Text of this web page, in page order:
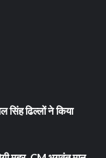
सिंह ढिल्लों ने किया